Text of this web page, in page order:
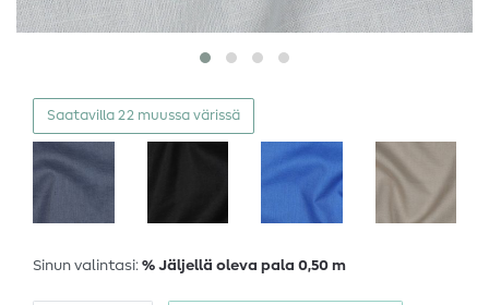
Saatavilla 22 muussa värissä
Sinun valintasi: % Jäljellä oleva pala 0,50 m